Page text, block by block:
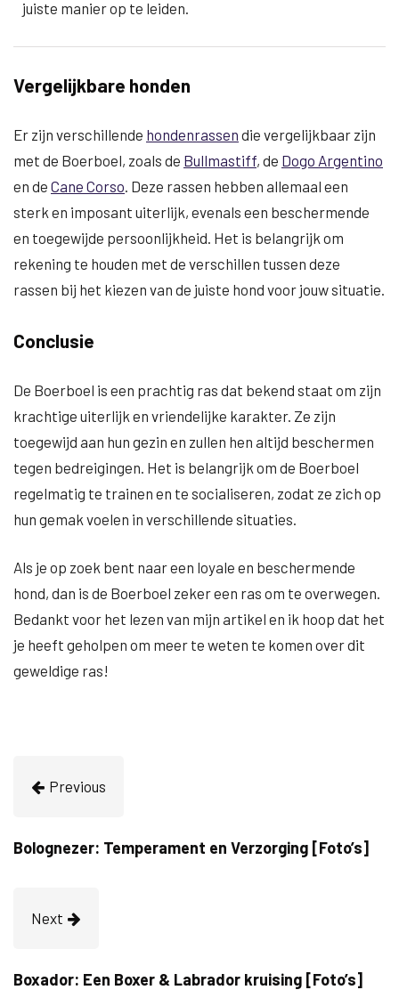
juiste manier op te leiden.
Vergelijkbare honden
Er zijn verschillende hondenrassen die vergelijkbaar zijn
met de Boerboel, zoals de Bullmastiff, de Dogo Argentino
en de Cane Corso. Deze rassen hebben allemaal een
sterk en imposant uiterlijk, evenals een beschermende
en toegewijde persoonlijkheid. Het is belangrijk om
rekening te houden met de verschillen tussen deze
rassen bij het kiezen van de juiste hond voor jouw situatie.
Conclusie
De Boerboel is een prachtig ras dat bekend staat om zijn
krachtige uiterlijk en vriendelijke karakter. Ze zijn
toegewijd aan hun gezin en zullen hen altijd beschermen
tegen bedreigingen. Het is belangrijk om de Boerboel
regelmatig te trainen en te socialiseren, zodat ze zich op
hun gemak voelen in verschillende situaties.
Als je op zoek bent naar een loyale en beschermende
hond, dan is de Boerboel zeker een ras om te overwegen.
Bedankt voor het lezen van mijn artikel en ik hoop dat het
je heeft geholpen om meer te weten te komen over dit
geweldige ras!
Previous
Bolognezer: Temperament en Verzorging [Foto’s]
Next
Boxador: Een Boxer & Labrador kruising [Foto’s]